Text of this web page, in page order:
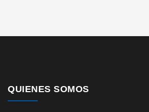
QUIENES SOMOS